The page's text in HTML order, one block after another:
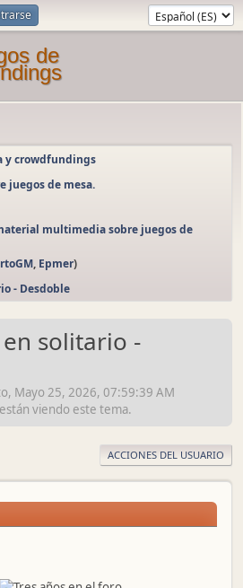
y crowdfundings
juegos de mesa.
multimedia sobre juegos de
, Epmer)
- Desdoble
solitario -
Mayo 25, 2026, 07:59:39 AM
viendo este tema.
ACCIONES DEL USUARIO